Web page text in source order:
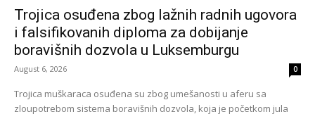
Trojica osuđena zbog lažnih radnih ugovora
i falsifikovanih diploma za dobijanje
boravišnih dozvola u Luksemburgu
August 6, 2026 0
Trojica muškaraca osuđena su zbog umešanosti u aferu sa
zloupotrebom sistema boravišnih dozvola, koja je početkom jula